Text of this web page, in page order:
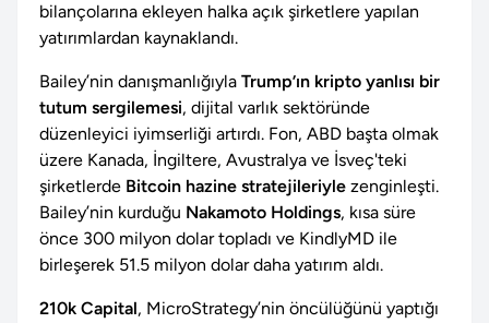
bilançolarına ekleyen halka açık şirketlere yapılan
yatırımlardan kaynaklandı.
Bailey’nin danışmanlığıyla Trump’ın kripto yanlısı bir
tutum sergilemesi, dijital varlık sektöründe
düzenleyici iyimserliği artırdı. Fon, ABD başta olmak
üzere Kanada, İngiltere, Avustralya ve İsveç'teki
şirketlerde Bitcoin hazine stratejileriyle zenginleşti.
Bailey’nin kurduğu Nakamoto Holdings, kısa süre
önce 300 milyon dolar topladı ve KindlyMD ile
birleşerek 51.5 milyon dolar daha yatırım aldı.
210k Capital, MicroStrategy’nin öncülüğünü yaptığı